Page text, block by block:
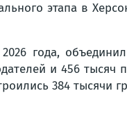
этапа в
года,
и 456 тысяч
384 тысячи